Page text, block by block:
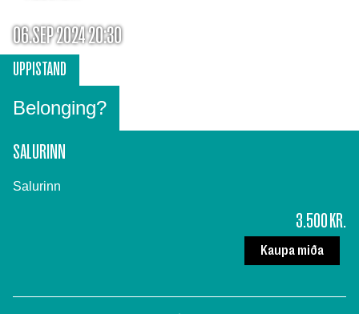
06.SEP 2024 20:30
Belonging?
UPPISTAND
SALURINN
Salurinn
3.500 KR.
Kaupa miða